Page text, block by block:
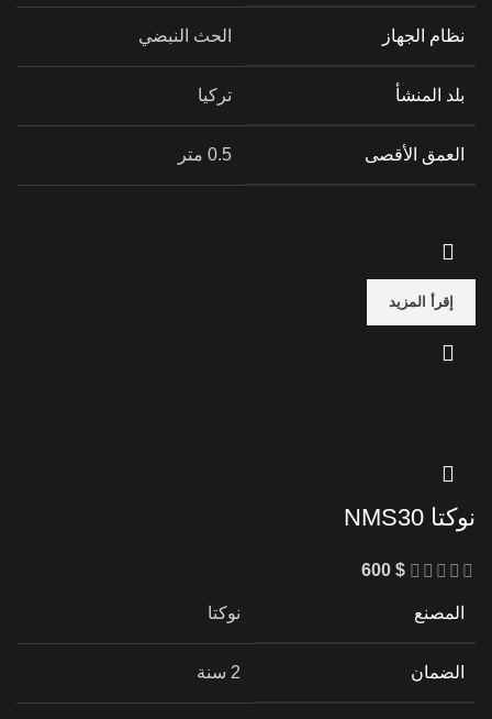
نظام الجهاز الحث النبضي
بلد المنشأ تركيا
العمق الأقصى 0.5 متر
إقرأ المزيد
نوكتا NMS30
600 $
المصنع نوكتا
الضمان 2 سنة